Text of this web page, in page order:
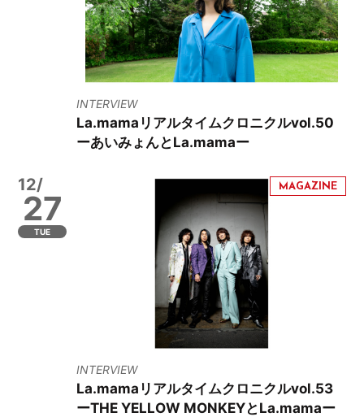
INTERVIEW
La.mamaリアルタイムクロニクルvol.50
ーあいみょんとLa.mamaー
12/
27
TUE
INTERVIEW
La.mamaリアルタイムクロニクルvol.53
ーTHE YELLOW MONKEYとLa.mamaー